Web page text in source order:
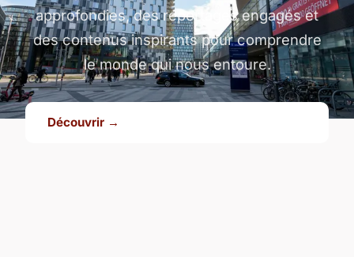
approfondies, des reportages engagés et
des contenus inspirants pour comprendre
le monde qui nous entoure.
Découvrir →